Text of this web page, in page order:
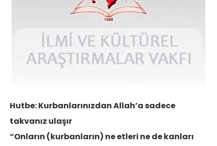
Hutbe: Kurbanlarınızdan Allah’a sadece
takvanız ulaşır
“Onların (kurbanların) ne etleri ne de kanları